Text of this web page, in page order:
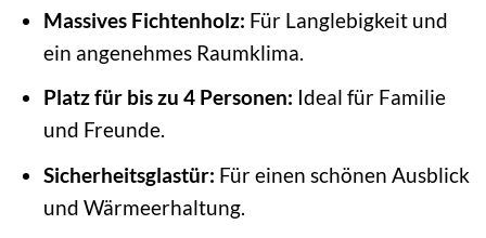
Massives Fichtenholz: Für Langlebigkeit und
ein angenehmes Raumklima.
Platz für bis zu 4 Personen: Ideal für Familie
und Freunde.
Sicherheitsglastür: Für einen schönen Ausblick
und Wärmeerhaltung.